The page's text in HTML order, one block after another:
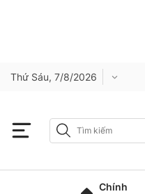
Thứ Sáu, 7/8/2026
Chính